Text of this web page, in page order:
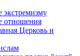
экстремизму
отношения
Церковь и